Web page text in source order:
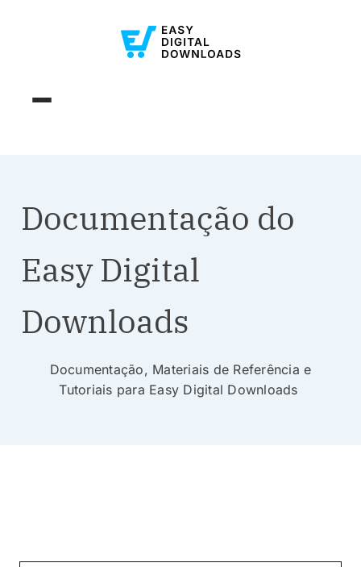
Documentação do
Easy Digital
Downloads
Documentação, Materiais de Referência e
Tutoriais para Easy Digital Downloads